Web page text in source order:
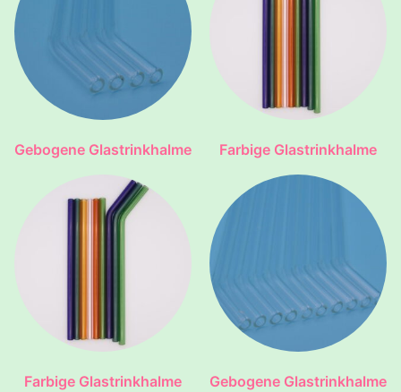
Gebogene Glastrinkhalme Farbige Glastrinkhalme
Farbige Glastrinkhalme Gebogene Glastrinkhalme